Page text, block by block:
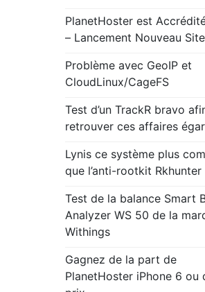
PlanetHoster est
– Lancement Nouveau
Problème avec GeoIP et
CloudLinux/CageFS
Test d’un TrackR bravo
retrouver ces affaires
Lynis ce système plus
que l’anti-rootkit Rkhunter
Test de la balance Smart
Analyzer WS 50 de la
Withings
Gagnez de la part de
PlanetHoster iPhone 6 ou